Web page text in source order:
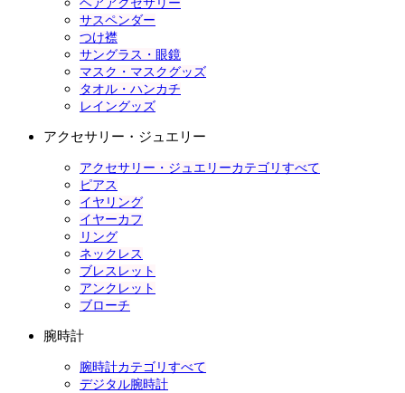
ヘアアクセサリー
サスペンダー
つけ襟
サングラス・眼鏡
マスク・マスクグッズ
タオル・ハンカチ
レイングッズ
アクセサリー・ジュエリー
アクセサリー・ジュエリーカテゴリすべて
ピアス
イヤリング
イヤーカフ
リング
ネックレス
ブレスレット
アンクレット
ブローチ
腕時計
腕時計カテゴリすべて
デジタル腕時計